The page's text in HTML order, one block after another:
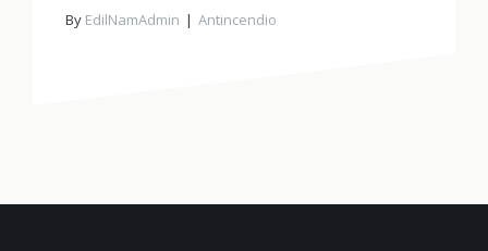
By EdilNamAdmin Antincendio